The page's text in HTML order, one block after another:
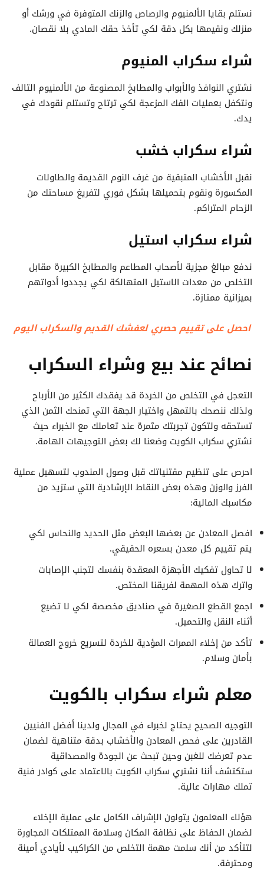
نستلم بقايا الألمنيوم والرصاص والزنك المتوفرة في ورشك أو
منزلك ونقيمها بكل دقة لكي تأخذ حقك المادي بلا نقصان.
شراء سكراب المنيوم
نشتري النوافذ والأبواب والمطابخ المصنوعة من الألمنيوم التالف
ونتكفل بعمليات الفك المزعجة لكي ترتاح وتستلم نقودك في
يدك.
شراء سكراب خشب
نقبل الأخشاب المتبقية من غرف النوم القديمة والطاولات
المكسورة ونقوم بتحميلها بشكل فوري لتفريغ مساحتك من
الزحام المتراكم.
شراء سكراب استيل
ندفع مبالغ مجزية لأصحاب المطاعم والمطابخ الكبيرة مقابل
التخلص من معدات الاستيل المتهالكة لكي يجددوا أدواتهم
بميزانية ممتازة.
احصل على تقييم حصري لعفشك القديم والسكراب اليوم
نصائح عند بيع وشراء السكراب
التعجل في التخلص من الخردة قد يفقدك الكثير من الأرباح
ولذلك ننصحك بالتمهل واختيار الجهة التي تمنحك الثمن الذي
تستحقه ولتكون تجربتك مثمرة عند تعاملك مع الخبراء حيث
نشتري سكراب الكويت وضعنا لك بعض التوجيهات الهامة.
احرص على تنظيم مقتنياتك قبل وصول المندوب لتسهيل عملية
الفرز والوزن وهذه بعض النقاط الإرشادية التي ستزيد من
مكاسبك المالية:
افصل المعادن عن بعضها البعض مثل الحديد والنحاس لكي
يتم تقييم كل معدن بسعره الحقيقي.
لا تحاول تفكيك الأجهزة المعقدة بنفسك لتجنب الإصابات
واترك هذه المهمة لفريقنا المختص.
اجمع القطع الصغيرة في صناديق مخصصة لكي لا تضيع
أثناء النقل والتحميل.
تأكد من إخلاء الممرات المؤدية للخردة لتسريع خروج العمالة
بأمان وسلام.
معلم شراء سكراب بالكويت
التوجيه الصحيح يحتاج لخبراء في المجال ولدينا أفضل الفنيين
القادرين على فحص المعادن والأخشاب بدقة متناهية لضمان
عدم تعرضك للغبن وحين تبحث عن الجودة والمصداقية
ستكتشف أننا نشتري سكراب الكويت بالاعتماد على كوادر فنية
تملك مهارات عالية.
هؤلاء المعلمون يتولون الإشراف الكامل على عملية الإخلاء
لضمان الحفاظ على نظافة المكان وسلامة الممتلكات المجاورة
لتتأكد من أنك سلمت مهمة التخلص من الكراكيب لأيادي أمينة
ومحترفة.